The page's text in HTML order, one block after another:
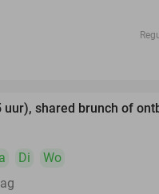
uur), shared brunch of
Di
Wo